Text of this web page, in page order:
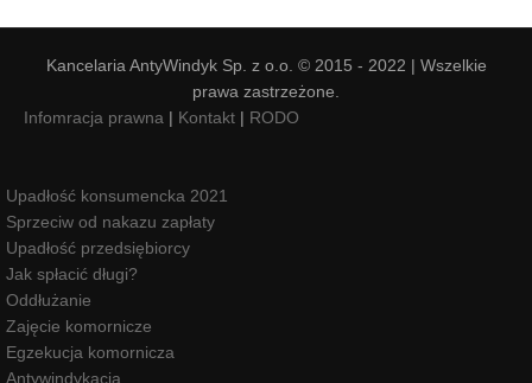
Kancelaria AntyWindyk Sp. z o.o. © 2015 - 2022 | Wszelkie
prawa zastrzeżone.
Infomracja prawna | Kontakt | RODO
Upadłość konsumencka 2021
Sprzeciw od nakazu zapłaty
Upadłość przedsiębiorcy
Jak spłacić długi?
Oddłużanie
Zajęcie komornicze
Egzekucja komornicza
Antywindykacja